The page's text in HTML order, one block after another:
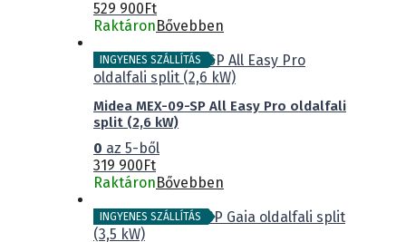
529 900 Ft
Raktáron Bővebben
INGYENES SZÁLLÍTÁS
Midea MEX-09-SP All Easy Pro oldalfali
split (2,6 kW)
0 az 5-ből
319 900Ft
RaktáronBővebben
INGYENES SZÁLLÍTÁS